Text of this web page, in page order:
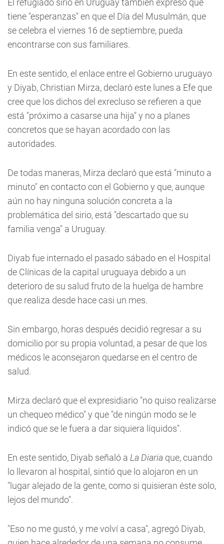
El refugiado sirio en Uruguay también expresó que
tiene "esperanzas" en que el Día del Musulmán, que
se celebra el viernes 16 de septiembre, pueda
encontrarse con sus familiares.
En este sentido, el enlace entre el Gobierno uruguayo
y Diyab, Christian Mirza, declaró este lunes a Efe que
cree que los dichos del exrecluso se refieren a que
está "próximo a casarse una hija" y no a planes
concretos que se hayan acordado con las
autoridades.
De todas maneras, Mirza declaró que está "minuto a
minuto" en contacto con el Gobierno y que, aunque
aún no hay ninguna solución concreta a la
problemática del sirio, está "descartado que su
familia venga" a Uruguay.
Diyab fue internado el pasado sábado en el Hospital
de Clínicas de la capital uruguaya debido a un
deterioro de su salud fruto de la huelga de hambre
que realiza desde hace casi un mes.
Sin embargo, horas después decidió regresar a su
domicilio por su propia voluntad, a pesar de que los
médicos le aconsejaron quedarse en el centro de
salud.
Mirza declaró que el expresidiario "no quiso realizarse
un chequeo médico" y que "de ningún modo se le
indicó que se le fuera a dar siquiera líquidos".
En este sentido, Diyab señaló a La Diaria que, cuando
lo llevaron al hospital, sintió que lo alojaron en un
"lugar alejado de la gente, como si quisieran éste solo,
lejos del mundo".
"Eso no me gustó, y me volví a casa", agregó Diyab,